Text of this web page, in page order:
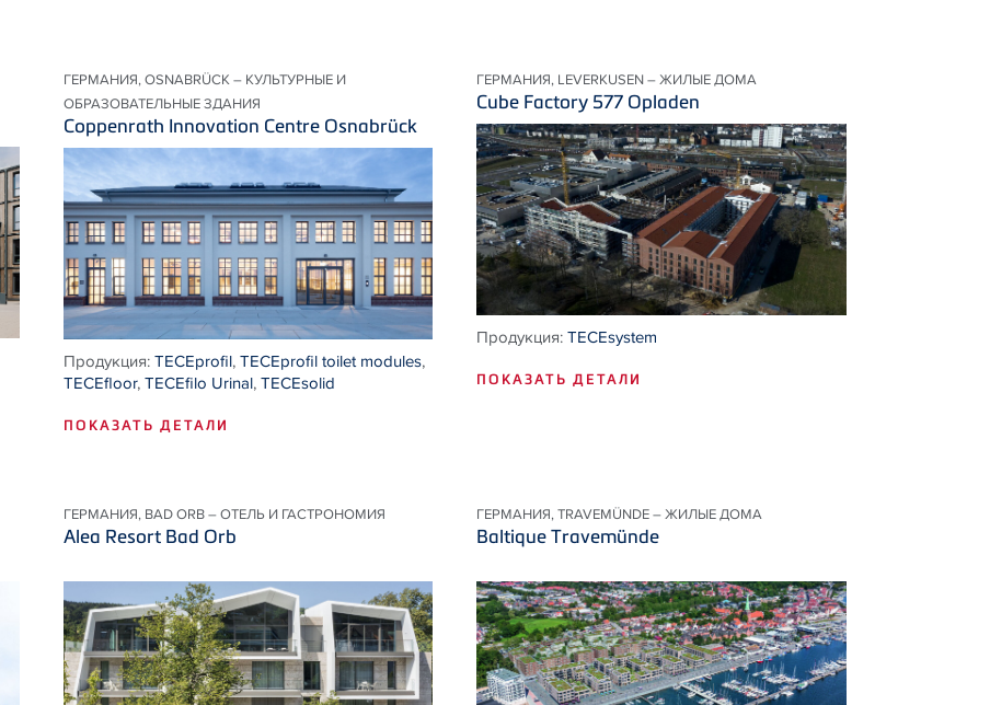
ГЕРМАНИЯ, OSNABRÜCK – КУЛЬТУРНЫЕ И
ОБРАЗОВАТЕЛЬНЫЕ ЗДАНИЯ
Coppenrath Innovation Centre Osnabrück
Продукция:TECEprofil,TECEprofil toilet modules,
TECEfloor,TECEfilo Urinal,TECEsolid
ПОКАЗАТЬ ДЕТАЛИ
ГЕРМАНИЯ, LEVERKUSEN – ЖИЛЫЕ ДОМА
Cube Factory 577 Opladen
Продукция:TECEsystem
ПОКАЗАТЬ ДЕТАЛИ
ГЕРМАНИЯ, BAD ORB – ОТЕЛЬ И ГАСТРОНОМИЯ
Alea Resort Bad Orb
ГЕРМАНИЯ, TRAVEMÜNDE – ЖИЛЫЕ ДОМА
Baltique Travemünde